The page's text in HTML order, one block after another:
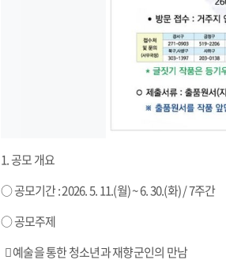
1. 공모 개요
​○ 공모기간 : 2026. 5. 11.(월) ~ 6. 30.(화) / 7주간
○ 공모주제
 예술을 통한 청소년과 재향군인의 만남